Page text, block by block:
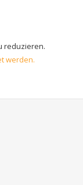
reduzieren.
werden.